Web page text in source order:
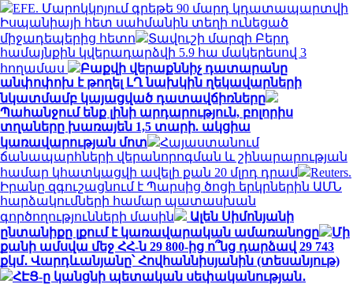
EFE. Մարոկկոյում գրեթե 90 մարդ կդատապարտվի
Իսպանիայի հետ սահմանին տեղի ունեցած
միջադեպերից հետո
Տավուշի մարզի Բերդ
համայնքին կվերադարձվի 5.9 հա մակերեսով 3
հողամաս
Բաքվի վերաքննիչ դատարանը
անփոփոխ է թողել ԼՂ նախկին ղեկավարների
նկատմամբ կայացված դատավճիռները
Պահանջում ենք լինի արդարություն, բոլորիս
տղաները խառայեն 1,5 տարի. ակցիա
կառավարության մոտ
Հայաստանում
ճանապարհների վերանորոգման և շինարարության
համար կհատկացվի ավելի քան 20 մլրդ դրամ
Reuters.
Իրանը զգուշացնում է Պարսից ծոցի երկրներին ԱՄՆ
հարձակումների համար պատասխան
գործողությունների մասին
Ալեն Սիմոնյանի
ընտանիքը լքում է կառավարական ամառանոցը
Մի
քանի ամսվա մեջ ՀՀ-ն 29 800-ից ո՞նց դարձավ 29 743
քկմ․ Վարդևանյանը՝ Հովհաննիսյանին (տեսանյութ)
ՀԷՑ-ը կանցնի պետական սեփականության․